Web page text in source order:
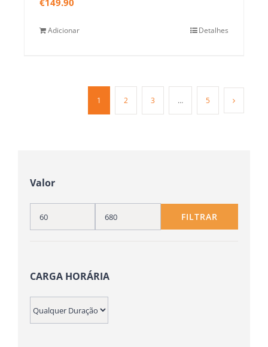
Adicionar Detalhes
1 2 3 … 5
Valor
FILTRAR
CARGA HORÁRIA